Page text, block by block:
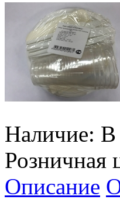
Наличие: В
Розничная
Описание